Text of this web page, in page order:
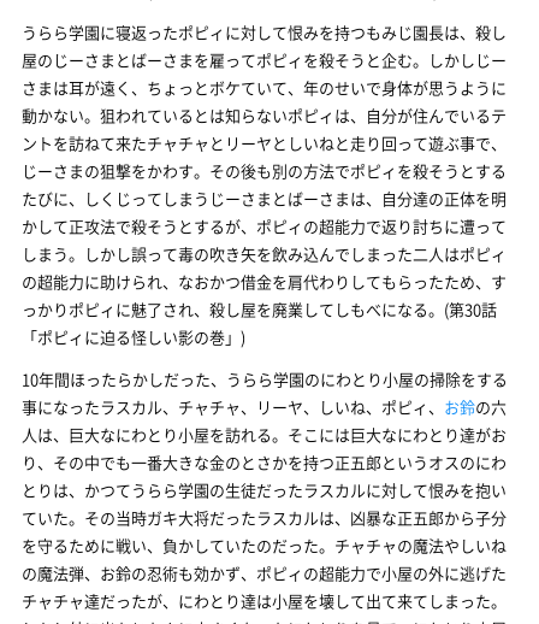
うらら学園に寝返ったポピィに対して恨みを持つもみじ園長は、殺し
屋のじーさまとばーさまを雇ってポピィを殺そうと企む。しかしじー
さまは耳が遠く、ちょっとボケていて、年のせいで身体が思うように
動かない。狙われているとは知らないポピィは、自分が住んでいるテ
ントを訪ねて来たチャチャとリーヤとしいねと走り回って遊ぶ事で、
じーさまの狙撃をかわす。その後も別の方法でポピィを殺そうとする
たびに、しくじってしまうじーさまとばーさまは、自分達の正体を明
かして正攻法で殺そうとするが、ポピィの超能力で返り討ちに遭って
しまう。しかし誤って毒の吹き矢を飲み込んでしまった二人はポピィ
の超能力に助けられ、なおかつ借金を肩代わりしてもらったため、す
っかりポピィに魅了され、殺し屋を廃業してしもべになる。(第30話
「ポピィに迫る怪しい影の巻」)
10年間ほったらかしだった、うらら学園のにわとり小屋の掃除をする
事になったラスカル、チャチャ、リーヤ、しいね、ポピィ、 お鈴の六
人は、巨大なにわとり小屋を訪れる。そこには巨大なにわとり達がお
り、その中でも一番大きな金のとさかを持つ正五郎というオスのにわ
とりは、かつてうらら学園の生徒だったラスカルに対して恨みを抱い
ていた。その当時ガキ大将だったラスカルは、凶暴な正五郎から子分
を守るために戦い、負かしていたのだった。チャチャの魔法やしいね
の魔法弾、お鈴の忍術も効かず、ポピィの超能力で小屋の外に逃げた
チャチャ達だったが、にわとり達は小屋を壊して出て来てしまった。